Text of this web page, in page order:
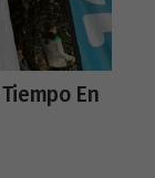
En